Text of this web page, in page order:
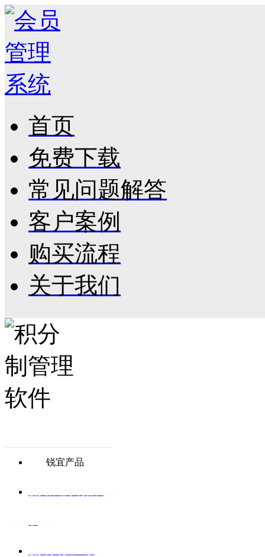
首页
免费下载
常见问题解答
客户案例
购买流程
关于我们
锐宜产品